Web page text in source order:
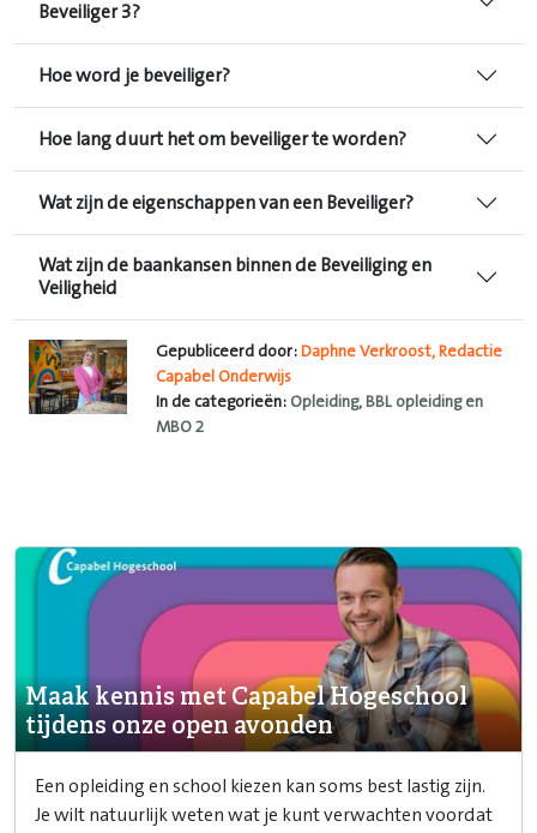
Beveiliger 3?
Hoe word je beveiliger?
Hoe lang duurt het om beveiliger te worden?
Wat zijn de eigenschappen van een Beveiliger?
Wat zijn de baankansen binnen de Beveiliging en
Veiligheid
Gepubliceerd door: Daphne Verkroost, Redactie
Capabel Onderwijs
In de categorieën: Opleiding, BBL opleiding en
MBO 2
Maak kennis met Capabel Hogeschool
tijdens onze open avonden
Een opleiding en school kiezen kan soms best lastig zijn.
Je wilt natuurlijk weten wat je kunt verwachten voordat